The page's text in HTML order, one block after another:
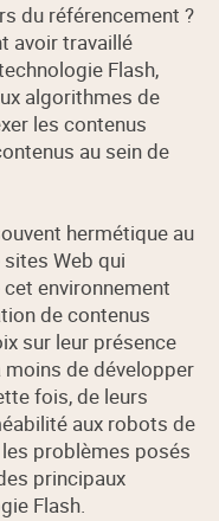
du référencement ?
avoir travaillé
Flash,
algorithmes de
les contenus
au sein de
hermétique au
Web qui
environnement
de contenus
sur leur présence
de développer
fois, de leurs
aux robots de
problèmes posés
principaux
Flash.